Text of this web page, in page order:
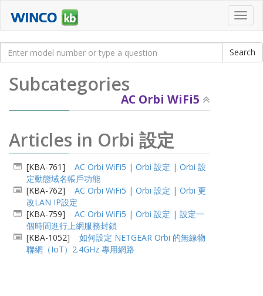
Subcategories
AC Orbi WiFi5
Articles in Orbi 設定
[KBA-761] AC Orbi WiFi5 | Orbi 設定 | Orbi 設
定動態域名帳戶功能
[KBA-762] AC Orbi WiFi5 | Orbi 設定 | Orbi 更
改LAN IP設定
[KBA-759] AC Orbi WiFi5 | Orbi 設定 | 設定一
個時間進行上網服務封鎖
[KBA-1052] 如何設定 NETGEAR Orbi 的無線物
聯網（IoT）2.4GHz 專用網路